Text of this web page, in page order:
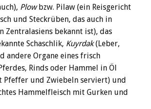
Plowbzw. Pilaw (ein Reisgericht
und Steckrüben, das auch in
Zentralasiens bekannt ist), das
Schaschlik, Kuyrdak(Leber,
andere Organe eines frisch
Rinds oder Hammel in Öl
Pfeffer und Zwiebeln serviert) und
Hammelfleisch mit Gurken und